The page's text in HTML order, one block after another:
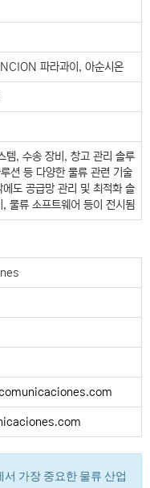
파라과이, 아순시온
템, 수송 장비, 창고 관리 솔루
션 등 다양한 물류 관련 기술
도 공급망 관리 및 최적화 솔
물류 소프트웨어 등이 전시됨
가장 중요한 물류 산업